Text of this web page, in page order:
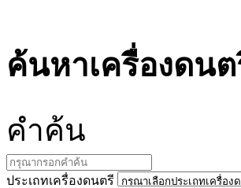
ค้นหาเครื่องดน
คำค้น
ประเถทเครื่องดนตรี